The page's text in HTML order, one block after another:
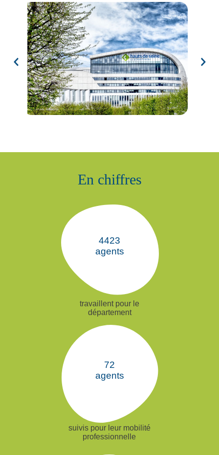
En chiffres
4700
agents
travaillent pour le
département
76
agents
suivis pour leur mobilité
professionnelle